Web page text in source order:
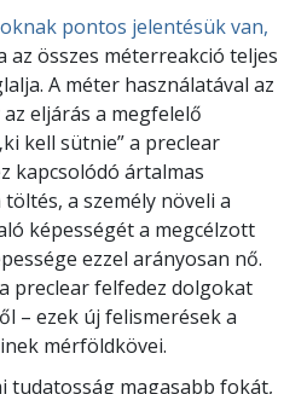
pontos jelentésük van,
az összes méterreakció teljes
A méter használatával az
eljárás a megfelelő
kell sütnie” a preclear
kapcsolódó ártalmas
a személy növeli a
képességét a megcélzott
ezzel arányosan nő.
preclear felfedez dolgokat
– ezek új felismerések a
mérföldkövei.
tudatosság magasabb fokát,